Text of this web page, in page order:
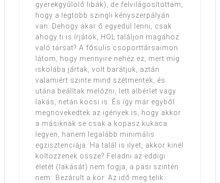
gyerekgyűlölő libák), de felvilágosítottam,
hogy a legtöbb szingli kényszerpályán
van. Dehogy akar ő egyedül lenni, csak
ahogy ti is írjátok, HOL találjon magához
való társat? A fősulis csoporttársaimon
látom, hogy mennyire nehéz ez, mert míg
iskolába jártak, volt barátjuk, aztán
valamiért szinte mind szétmentek, és
utána beálltak melózni, lett albérlet vagy
lakás, netán kocsi is. És így már egyből
megnövekedtek az igények is, hogy akkor
a másiknak se csak a kopasz kukaca
legyen, hanem legalább minimális
egzisztenciája. Ha talál is ilyet, akkor kinél
költözzenek össze? Feladni az eddigi
életét (lakását) nem fogja, a pasi szintén
nem…Bezárult a kör. Az idő meg telik.